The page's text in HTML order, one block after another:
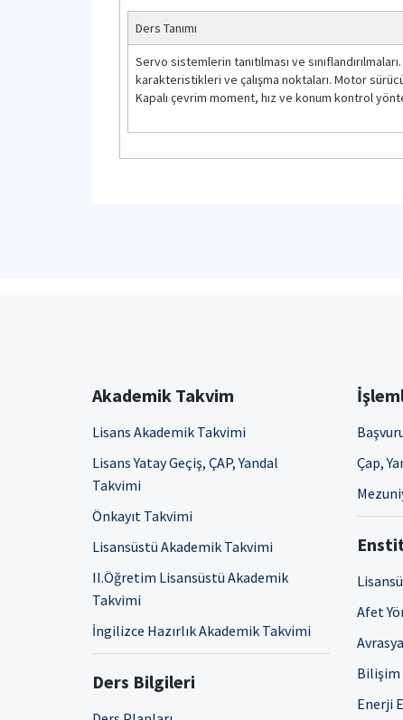
Ders Tanımı
Servo sistemlerin tanıtılması ve
karakteristikleri ve çalışma noktaları. Motor
Kapalı çevrim moment, hız ve konum kontrol
Akademik Takvim
Lisans Akademik Takvimi
Lisans Yatay Geçiş, ÇAP, Yandal
Takvimi
Önkayıt Takvimi
Lisansüstü Akademik Takvimi
II.Öğretim Lisansüstü Akademik
Takvimi
İngilizce Hazırlık Akademik Takvimi
Ders Bilgileri
Çap,
Afet
Bilişim
Enerji